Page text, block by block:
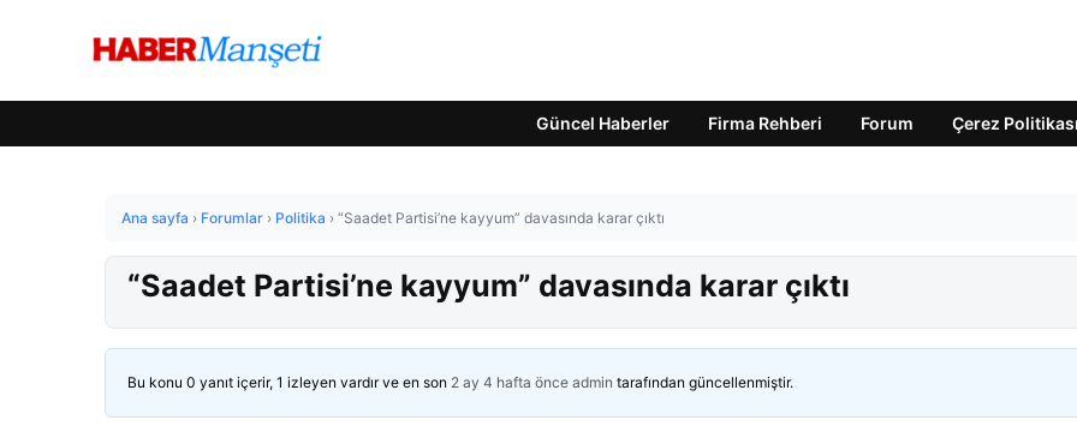
Güncel Haberler Firma Rehberi Forum Çerez Politikası
Ana sayfa › Forumlar › Politika › “Saadet Partisi’ne kayyum” davasında karar çıktı
“Saadet Partisi’ne kayyum” davasında karar çıktı
Bu konu 0 yanıt içerir, 1 izleyen vardır ve en son 2 ay 4 hafta önce admin tarafından güncellenmiştir.